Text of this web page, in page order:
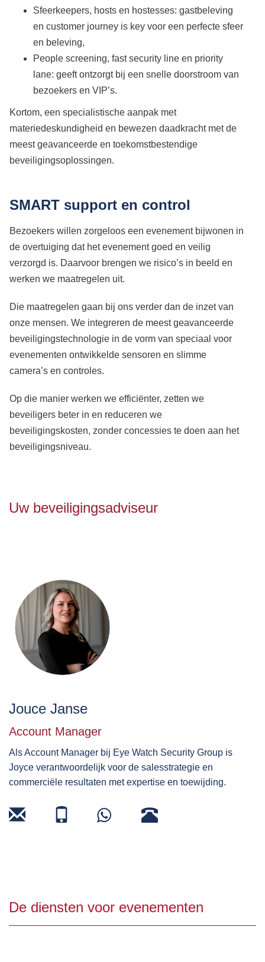
Sfeerkeepers, hosts en hostesses: gastbeleving
en customer journey is key voor een perfecte sfeer
en beleving,
People screening, fast security line en priority
lane: geeft ontzorgt bij een snelle doorstroom van
bezoekers en VIP’s.
Kortom, een specialistische aanpak met
materiedeskundigheid en bewezen daadkracht met de
meest geavanceerde en toekomstbestendige
beveiligingsoplossingen.
SMART support en control
Bezoekers willen zorgeloos een evenement bijwonen in
de overtuiging dat het evenement goed en veilig
verzorgd is. Daarvoor brengen we risico’s in beeld en
werken we maatregelen uit.
Die maatregelen gaan bij ons verder dan de inzet van
onze mensen. We integreren de meest geavanceerde
beveiligingstechnologie in de vorm van speciaal voor
evenementen ontwikkelde sensoren en slimme
camera’s en controles.
Op die manier werken we efficiënter, zetten we
beveiligers beter in en reduceren we
beveiligingskosten, zonder concessies te doen aan het
beveiligingsniveau.
Uw beveiligingsadviseur
Jouce Janse
Account Manager
Als Account Manager bij Eye Watch Security Group is
Joyce verantwoordelijk voor de salesstrategie en
commerciële resultaten met expertise en toewijding.
De diensten voor evenementen